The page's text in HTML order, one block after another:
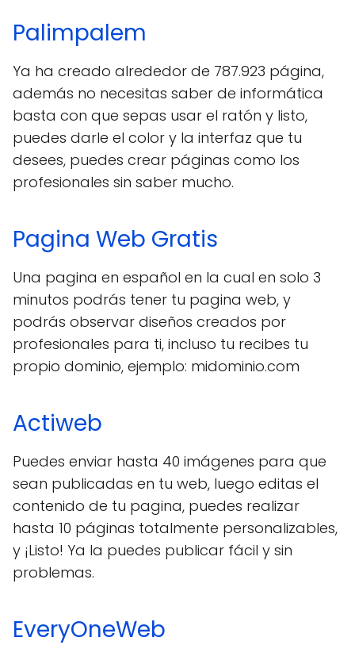
Palimpalem
Ya ha creado alrededor de 787.923 página,
además no necesitas saber de informática
basta con que sepas usar el ratón y listo,
puedes darle el color y la interfaz que tu
desees, puedes crear páginas como los
profesionales sin saber mucho.
Pagina Web Gratis
Una pagina en español en la cual en solo 3
minutos podrás tener tu pagina web, y
podrás observar diseños creados por
profesionales para ti, incluso tu recibes tu
propio dominio, ejemplo: midominio.com
Actiweb
Puedes enviar hasta 40 imágenes para que
sean publicadas en tu web, luego editas el
contenido de tu pagina, puedes realizar
hasta 10 páginas totalmente personalizables,
y ¡Listo! Ya la puedes publicar fácil y sin
problemas.
EveryOneWeb